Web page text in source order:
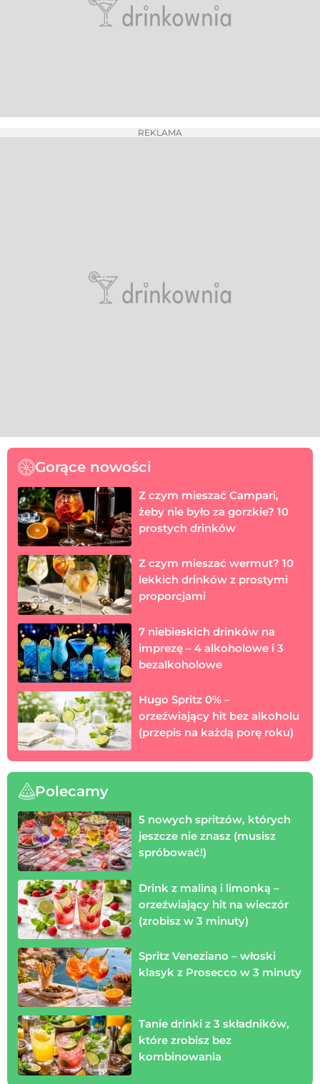
REKLAMA
Gorące nowości
Z czym mieszać Campari,
żeby nie było za gorzkie? 10
prostych drinków
Z czym mieszać wermut? 10
lekkich drinków z prostymi
proporcjami
7 niebieskich drinków na
imprezę – 4 alkoholowe i 3
bezalkoholowe
Hugo Spritz 0% –
orzeźwiający hit bez alkoholu
(przepis na każdą porę roku)
Polecamy
5 nowych spritzów, których
jeszcze nie znasz (musisz
spróbować!)
Drink z maliną i limonką –
orzeźwiający hit na wieczór
(zrobisz w 3 minuty)
Spritz Veneziano – włoski
klasyk z Prosecco w 3 minuty
Tanie drinki z 3 składników,
które zrobisz bez
kombinowania